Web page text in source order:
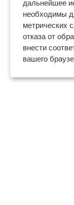
дальнейшее
необходимы
метрических
отказа от
внести
вашего